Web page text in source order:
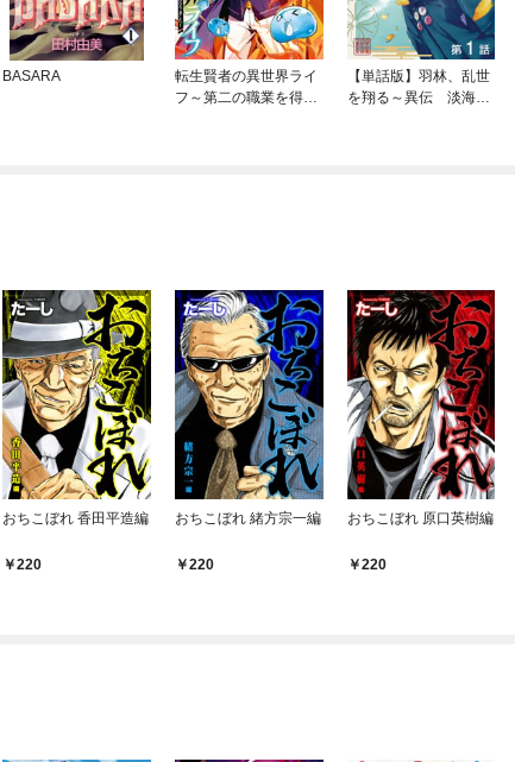
BASARA
転生賢者の異世界ライ
フ～第二の職業を得
【単話版】羽林、乱世
を翔る～異伝 淡海乃
おちこぼれ 香田平造編
220
おちこぼれ 緒方宗一編
220
おちこぼれ 原口英樹編
220